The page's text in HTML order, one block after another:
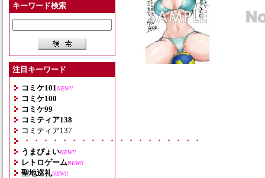
キーワード検索
注目キーワード
コミケ101 NEW!!
コミケ100
コミケ99
コミティア138
コミティア137
・・・・・・・・・・・・・・・・・・・
うまぴょいNEW!!
レトロゲームNEW!!
聖地巡礼NEW!!